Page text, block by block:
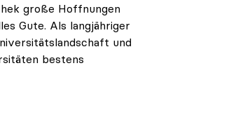
große Hoffnungen
Gute. Als langjähriger
und
bestens